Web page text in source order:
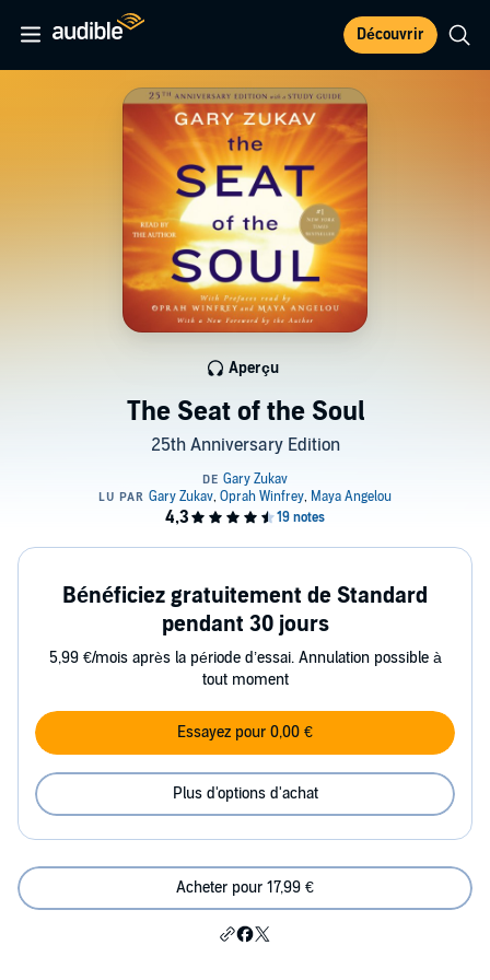
Découvrir
The Seat of the Soul
25th Anniversary Edition
Aperçu
Bénéficiez gratuitement de Standard
pendant 30 jours
5,99 €/mois après la période d’essai. Annulation possible à
tout moment
Essayez pour 0,00 €
Plus d'options d'achat
Acheter pour 17,99 €